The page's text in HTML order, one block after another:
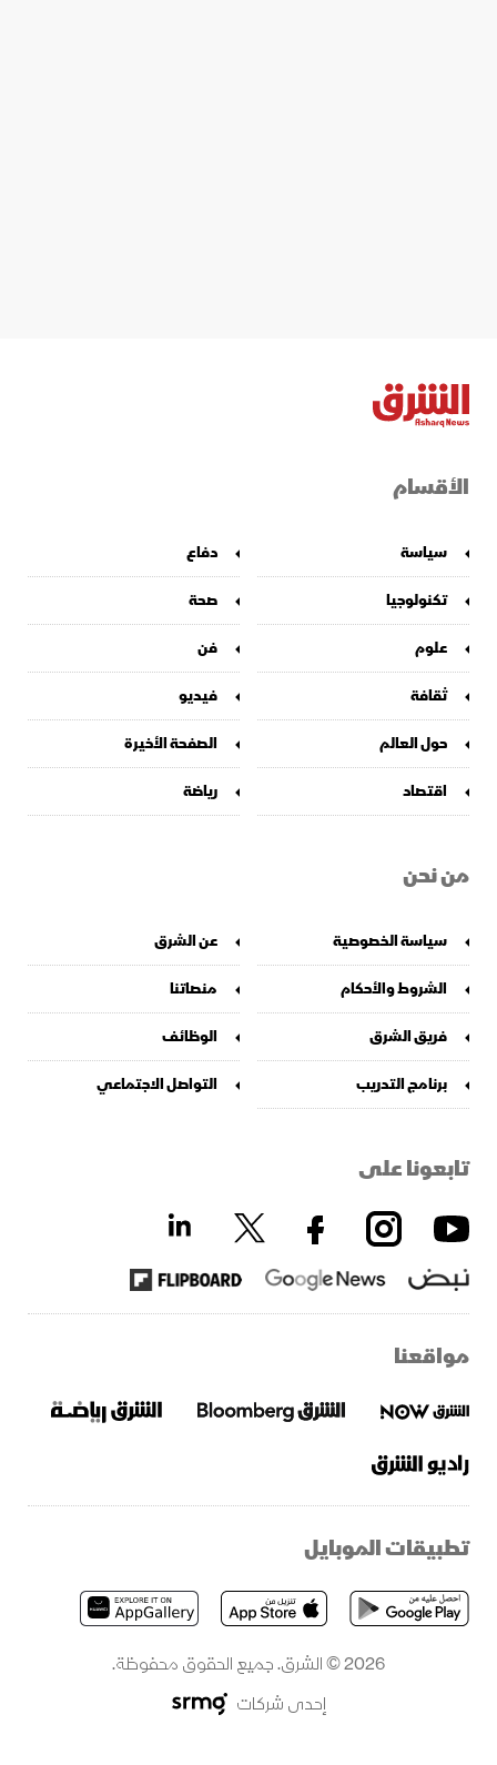
الأقسام
سياسة
دفاع
تكنولوجيا
صحة
علوم
فن
ثقافة
فيديو
حول العالم
الصفحة الأخيرة
اقتصاد
رياضة
من نحن
سياسة الخصوصية
عن الشرق
الشروط والأحكام
منصاتنا
فريق الشرق
الوظائف
برنامج التدريب
التواصل الاجتماعي
تابعونا على
مواقعنا
تطبيقات الموبايل
2026 © الشرق. جميع الحقوق محفوظة.
إحدى شركات